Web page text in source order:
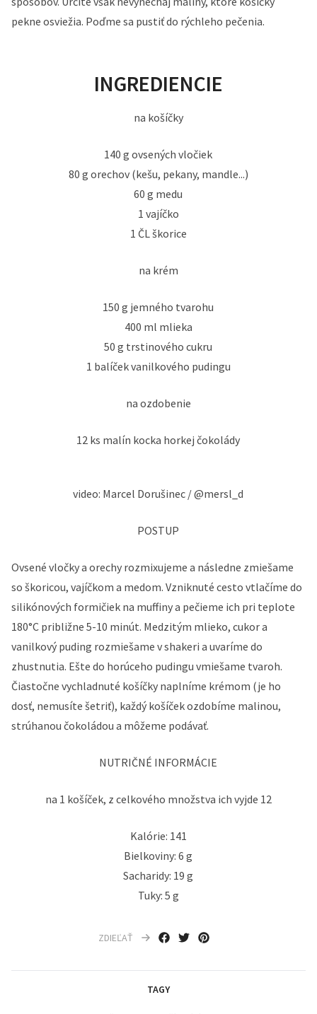
pekne osviežia. Poďme sa pustiť do rýchleho pečenia.
INGREDIENCIE
na košíčky
140 g ovsených vločiek
80 g orechov (kešu, pekany, mandle...)
60 g medu
1 vajíčko
1 ČL škorice
na krém
150 g jemného tvarohu
400 ml mlieka
50 g trstinového cukru
1 balíček vanilkového pudingu
na ozdobenie
12 ks malín kocka horkej čokolády
video: Marcel Dorušinec / @mersl_d
POSTUP
Ovsené vločky a orechy rozmixujeme a následne zmiešame
so škoricou, vajíčkom a medom. Vzniknuté cesto vtlačíme do
silikónových formičiek na muffiny a pečieme ich pri teplote
180°C približne 5-10 minút. Medzitým mlieko, cukor a
vanilkový puding rozmiešame v shakeri a uvaríme do
zhustnutia. Ešte do horúceho pudingu vmiešame tvaroh.
Čiastočne vychladnuté košíčky naplníme krémom (je ho
dosť, nemusíte šetriť), každý košíček ozdobíme malinou,
strúhanou čokoládou a môžeme podávať.
NUTRIČNÉ INFORMÁCIE
na 1 košíček, z celkového množstva ich vyjde 12
Kalórie: 141
Bielkoviny: 6 g
Sacharidy: 19 g
Tuky: 5 g
ZDIEĽAŤ
TAGY